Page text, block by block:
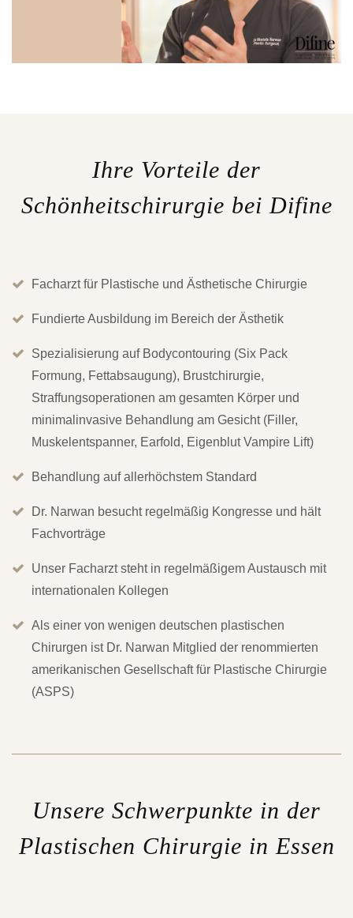
Ihre Vorteile der
Schönheitschirurgie bei Difine
Facharzt für Plastische und Ästhetische Chirurgie
Fundierte Ausbildung im Bereich der Ästhetik
Spezialisierung auf Bodycontouring (Six Pack
Formung, Fettabsaugung), Brustchirurgie,
Straffungsoperationen am gesamten Körper und
minimalinvasive Behandlung am Gesicht (Filler,
Muskelentspanner, Earfold, Eigenblut Vampire Lift)
Behandlung auf allerhöchstem Standard
Dr. Narwan besucht regelmäßig Kongresse und hält
Fachvorträge
Unser Facharzt steht in regelmäßigem Austausch mit
internationalen Kollegen
Als einer von wenigen deutschen plastischen
Chirurgen ist Dr. Narwan Mitglied der renommierten
amerikanischen Gesellschaft für Plastische Chirurgie
(ASPS)
Unsere Schwerpunkte in der
Plastischen Chirurgie in Essen